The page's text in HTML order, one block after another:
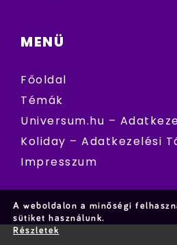
MENÜ
Főoldal
Témák
Universum.hu –
Koliday – Adatkezelési
Impresszum
A weboldalon a minőségi
sütiket használunk.
Részletek